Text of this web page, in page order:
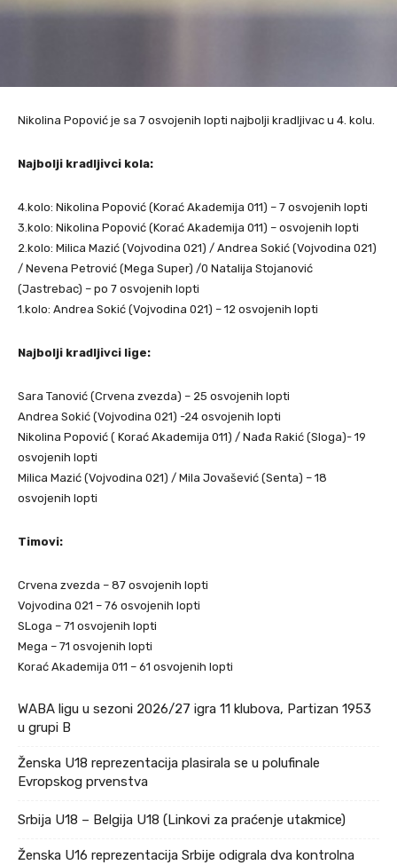
Nikolina Popović je sa 7 osvojenih lopti najbolji kradljivac u 4. kolu.
Najbolji kradljivci kola:
4.kolo: Nikolina Popović (Korać Akademija 011) – 7 osvojenih lopti
3.kolo: Nikolina Popović (Korać Akademija 011) – osvojenih lopti
2.kolo: Milica Mazić (Vojvodina 021) / Andrea Sokić (Vojvodina 021)
/ Nevena Petrović (Mega Super) /0 Natalija Stojanović
(Jastrebac) – po 7 osvojenih lopti
1.kolo: Andrea Sokić (Vojvodina 021) – 12 osvojenih lopti
Najbolji kradljivci lige:
Sara Tanović (Crvena zvezda) – 25 osvojenih lopti
Andrea Sokić (Vojvodina 021) -24 osvojenih lopti
Nikolina Popović ( Korać Akademija 011) / Nađa Rakić (Sloga)- 19
osvojenih lopti
Milica Mazić (Vojvodina 021) / Mila Jovašević (Senta) – 18
osvojenih lopti
Timovi:
Crvena zvezda – 87 osvojenih lopti
Vojvodina 021 – 76 osvojenih lopti
SLoga – 71 osvojenih lopti
Mega – 71 osvojenih lopti
Korać Akademija 011 – 61 osvojenih lopti
WABA ligu u sezoni 2026/27 igra 11 klubova, Partizan 1953
u grupi B
Ženska U18 reprezentacija plasirala se u polufinale
Evropskog prvenstva
Srbija U18 – Belgija U18 (Linkovi za praćenje utakmice)
Ženska U16 reprezentacija Srbije odigrala dva kontrolna